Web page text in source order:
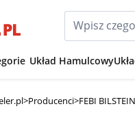
Układ Hamulcowy
>Producenci>FEBI BILSTEIN